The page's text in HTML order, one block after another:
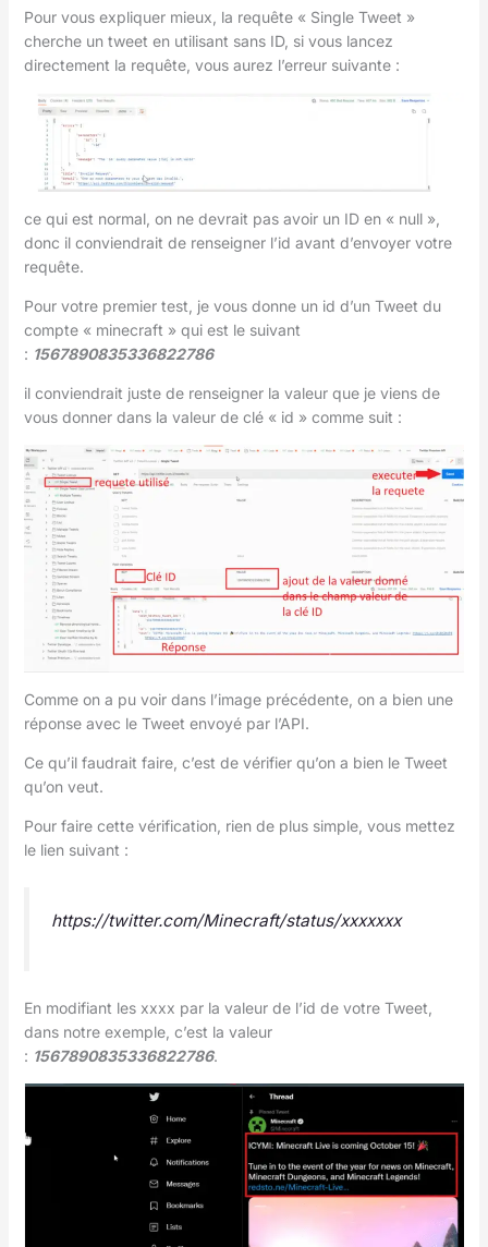
Pour vous expliquer mieux, la requête « Single Tweet »
cherche un tweet en utilisant sans ID, si vous lancez
directement la requête, vous aurez l’erreur suivante :
ce qui est normal, on ne devrait pas avoir un ID en « null »,
donc il conviendrait de renseigner l’id avant d’envoyer votre
requête.
Pour votre premier test, je vous donne un id d’un Tweet du
compte « minecraft » qui est le suivant
: 1567890835336822786
il conviendrait juste de renseigner la valeur que je viens de
vous donner dans la valeur de clé « id » comme suit :
Comme on a pu voir dans l’image précédente, on a bien une
réponse avec le Tweet envoyé par l’API.
Ce qu’il faudrait faire, c’est de vérifier qu’on a bien le Tweet
qu’on veut.
Pour faire cette vérification, rien de plus simple, vous mettez
le lien suivant :
https://twitter.com/Minecraft/status/xxxxxxx
En modifiant les xxxx par la valeur de l’id de votre Tweet,
dans notre exemple, c’est la valeur
: 1567890835336822786.